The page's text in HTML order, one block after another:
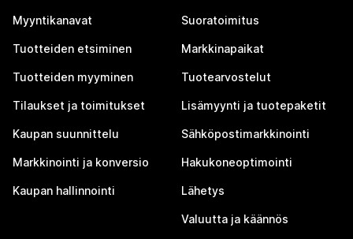
Myyntikanavat
Tuotteiden etsiminen
Tuotteiden myyminen
Tilaukset ja toimitukset
Kaupan suunnittelu
Markkinointi ja konversio
Kaupan hallinnointi
Suoratoimitus
Markkinapaikat
Tuotearvostelut
Lisämyynti ja tuotepaketit
Sähköpostimarkkinointi
Hakukoneoptimointi
Lähetys
Valuutta ja käännös